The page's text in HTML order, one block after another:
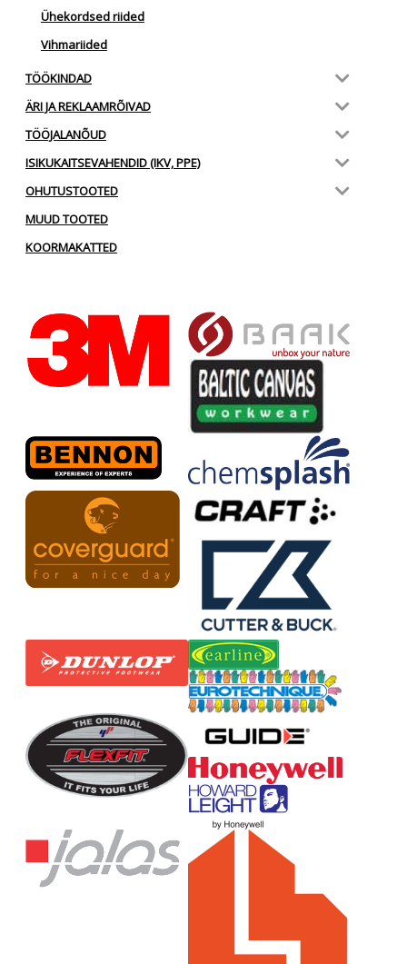
Ühekordsed riided
Vihmariided
TÖÖKINDAD
ÄRI JA REKLAAMRÕIVAD
TÖÖJALANÕUD
ISIKUKAITSEVAHENDID (IKV, PPE)
OHUTUSTOOTED
MUUD TOOTED
KOORMAKATTED